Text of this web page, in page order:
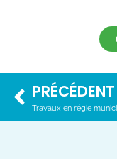
PRÉCÉDENT